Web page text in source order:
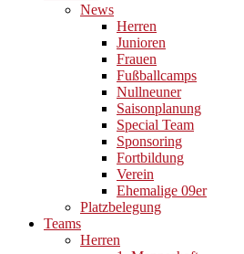
News
Herren
Junioren
Frauen
Fußballcamps
Nullneuner
Saisonplanung
Special Team
Sponsoring
Fortbildung
Verein
Ehemalige 09er
Platzbelegung
Teams
Herren